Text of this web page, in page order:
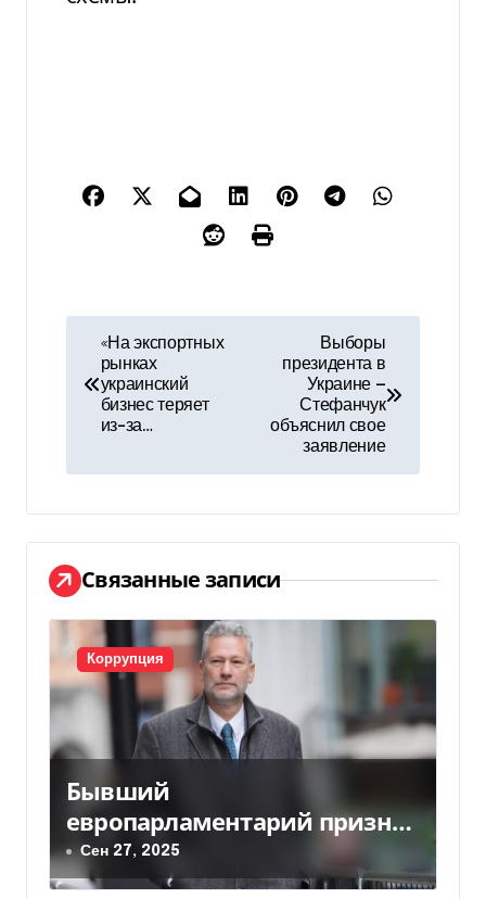
и
г
а
ц
и
я
п
о
з
а
«На экспортных
рынках
украинский
бизнес теряет
из-за…
Выборы
президента в
Украине —
Стефанчук
объяснил свое
заявление
Связанные записи
Коррупция
Бывший
европарламентарий признал
получение взяток от
украинского экс-нардепа
Сен 27, 2025